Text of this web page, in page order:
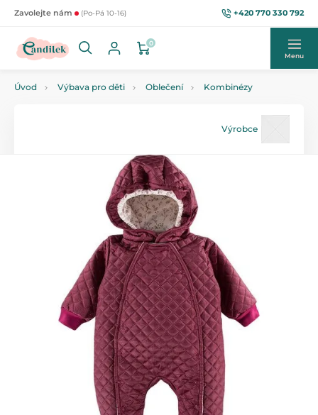
Zavolejte nám (Po-Pá 10-16) +420 770 330 792
0
Menu
Úvod Výbava pro děti Oblečení Kombinézy
Výrobce